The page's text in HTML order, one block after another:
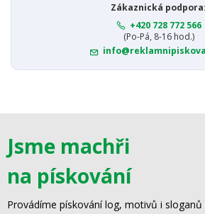
Zákaznická podpora:
+420 728 772 566
(Po-Pá, 8-16 hod.)
Jsme machři
na pískování
Provádíme pískování log, motivů i sloganů